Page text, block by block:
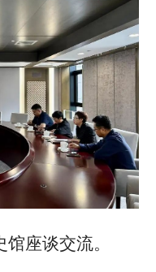
座谈交流。